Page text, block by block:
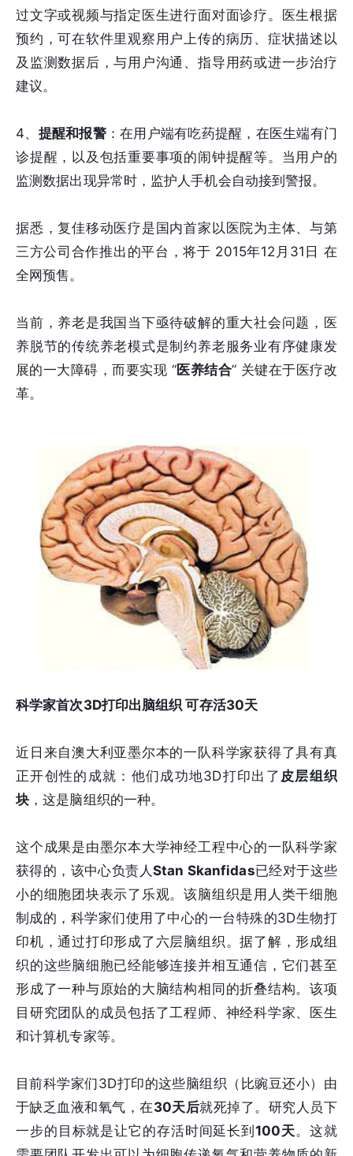
过文字或视频与指定医生进行面对面诊疗。医生根据
预约，可在软件里观察用户上传的病历、症状描述以
及监测数据后，与用户沟通、指导用药或进一步治疗
建议。
4、 提醒和报警：在用户端有吃药提醒，在医生端有门
诊提醒，以及包括重要事项的闹钟提醒等。当用户的
监测数据出现异常时，监护人手机会自动接到警报。
据悉，复佳移动医疗是国内首家以医院为主体、与第
三方公司合作推出的平台，将于 2015年12月31日 在
全网预售。
当前，养老是我国当下亟待破解的重大社会问题，医
养脱节的传统养老模式是制约养老服务业有序健康发
展的一大障碍，而要实现 “医养结合” 关键在于医疗改
革。
科学家首次3D打印出脑组织 可存活30天
近日来自澳大利亚墨尔本的一队科学家获得了具有真
正开创性的成就：他们成功地3D打印出了 皮层组织
块 ，这是脑组织的一种。
这个成果是由墨尔本大学神经工程中心的一队科学家
获得的，该中心负责人Stan Skanfidas已经对于这些
小的细胞团块表示了乐观。该脑组织是用人类干细胞
制成的，科学家们使用了中心的一台特殊的3D生物打
印机，通过打印形成了六层脑组织。据了解，形成组
织的这些脑细胞已经能够连接并相互通信，它们甚至
形成了一种与原始的大脑结构相同的折叠结构。该项
目研究团队的成员包括了工程师、神经科学家、医生
和计算机专家等。
目前科学家们3D打印的这些脑组织（比豌豆还小）由
于缺乏血液和氧气，在30天后就死掉了。研究人员下
一步的目标就是让它的存活时间延长到100天。这就